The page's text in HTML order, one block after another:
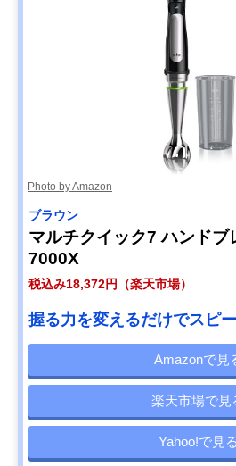
Photo by Amazon
ブラウン
マルチクイック7 ハンドブ
7000X
税込み18,372円（楽天市場）
握る力を変えるだけでスピ
Amazonで見
楽天市場で見
Yahoo!で見る